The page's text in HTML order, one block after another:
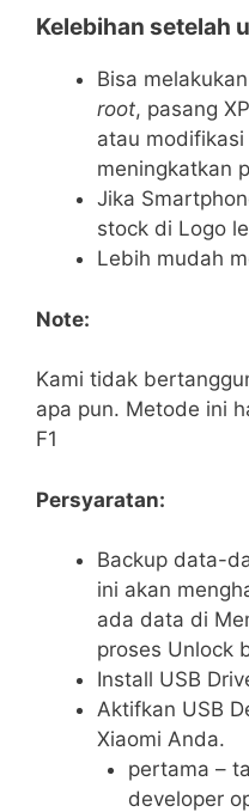
Kelebihan setelah
Bisa
root, pasang
atau
meningkatkan
Jika
stock di Logo
Lebih mudah
Note:
Kami tidak
apa pun. Metode ini
F1
Persyaratan:
Backup data-
ini akan
ada data di
proses Unlock
Install USB
Aktifkan USB
Xiaomi Anda.
pertama –
developer